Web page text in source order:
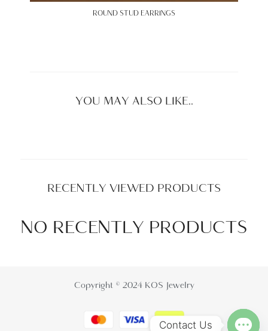
ROUND STUD EARRINGS
YOU MAY ALSO LIKE..
RECENTLY VIEWED PRODUCTS
NO RECENTLY PRODUCTS
Copyright © 2024 KOS Jewelry
Contact Us